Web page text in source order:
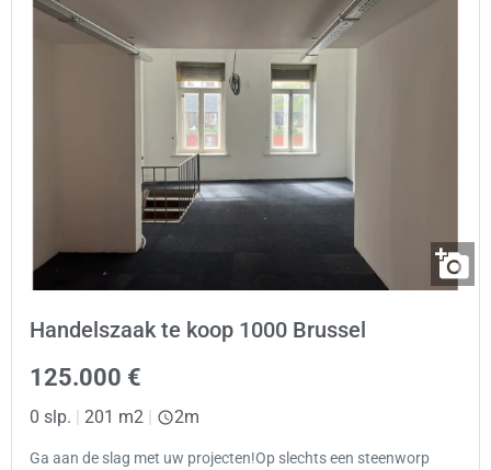
Handelszaak te koop 1000 Brussel
125.000 €
0 slp. 201 m2 2m
Ga aan de slag met uw projecten!Op slechts een steenworp